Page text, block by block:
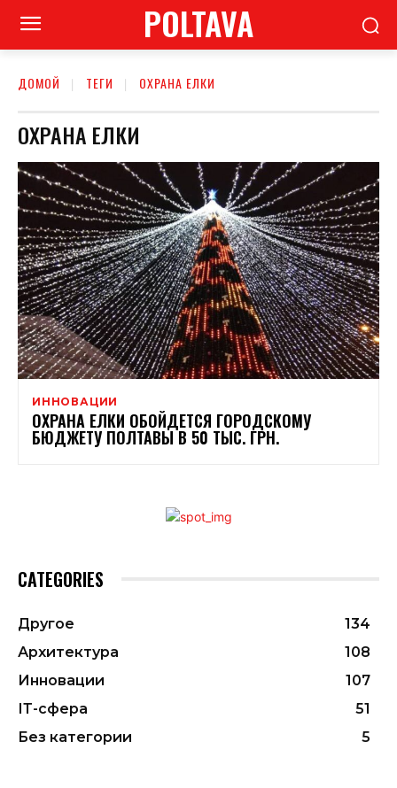
POLTAVA
ДОМОЙ ТЕГИ ОХРАНА ЕЛКИ
ОХРАНА ЕЛКИ
ИННОВАЦИИ
ОХРАНА ЕЛКИ ОБОЙДЕТСЯ ГОРОДСКОМУ
БЮДЖЕТУ ПОЛТАВЫ В 50 ТЫС. ГРН.
CATEGORIES
Другое
134
Архитектура
108
Инновации
107
ІТ-сфера
51
Без категории
5